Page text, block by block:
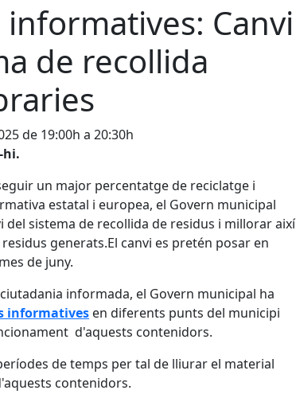
Canvi
de recollida
de 19:00h a 20:30h
hi.
un major percentatge de reciclatge i
estatal i europea, el Govern municipal
del sistema de recollida de residus i millorar així
generats.El canvi es pretén posar en
de juny.
informada, el Govern municipal ha
informatives en diferents punts del municipi
d'aquests contenidors.
de temps per tal de lliurar el material
contenidors.